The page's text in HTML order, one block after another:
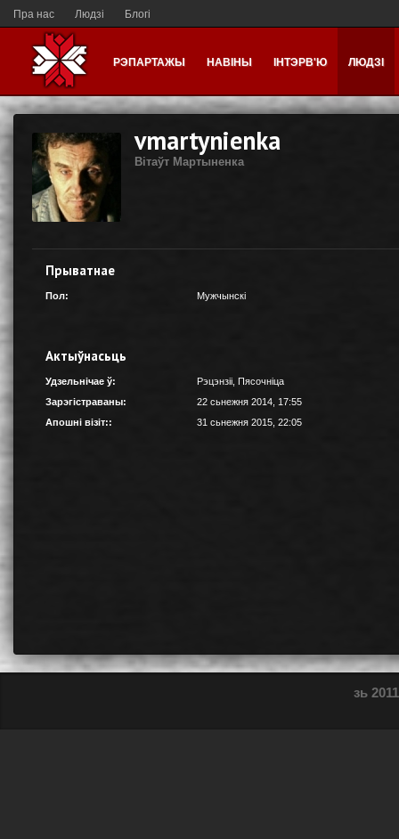
Пра нас Людзі Блогі
РЭПАРТАЖЫ НАВІНЫ ІНТЭРВ'Ю ЛЮДЗІ
vmartynienka
Вітаўт Мартыненка
Прыватнае
Пол: Мужчынскі
Актыўнасьць
Удзельнічае ў: Рэцэнзіі Пясочніца
Зарэгістраваны:
22 сьнежня 2014, 17:55
Апошні візіт::
31 сьнежня 2015, 22:05
зь 2011